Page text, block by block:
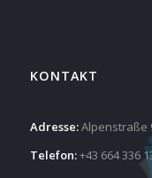
KONTAKT
Adresse:Alpenstraße
Telefon:+43 664 336